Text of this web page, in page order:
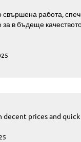
свършена работа,
в бъдеще
decent prices and